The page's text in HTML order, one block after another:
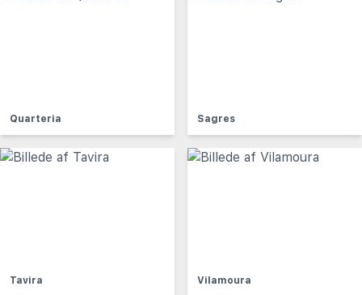
Quarteria Sagres
Tavira Vilamoura